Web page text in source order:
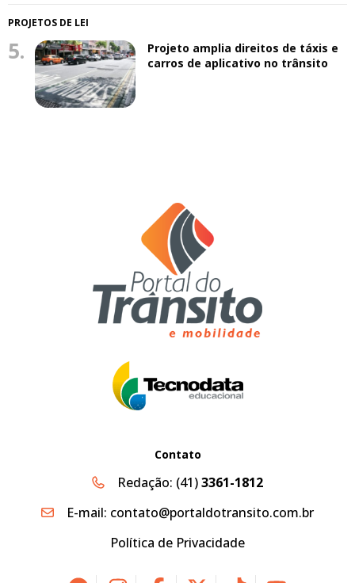
PROJETOS DE LEI
5.
Projeto amplia direitos de táxis e
carros de aplicativo no trânsito
Contato
Redação: (41)3361-1812
E-mail: contato@portaldotransito.com.br
Política de Privacidade